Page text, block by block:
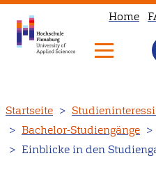
zum
Inhalt
Home
Startseite
Bachelor-Studiengänge
Einblicke in den